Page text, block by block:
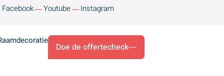
Facebook Youtube Instagram
Doe de offertecheck